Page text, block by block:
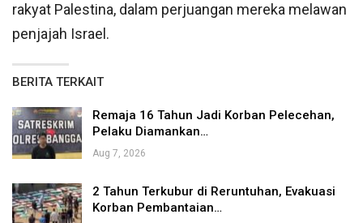
rakyat Palestina, dalam perjuangan mereka melawan
penjajah Israel.
BERITA TERKAIT
Remaja 16 Tahun Jadi Korban Pelecehan,
Pelaku Diamankan…
Aug 7, 2026
2 Tahun Terkubur di Reruntuhan, Evakuasi
Korban Pembantaian…